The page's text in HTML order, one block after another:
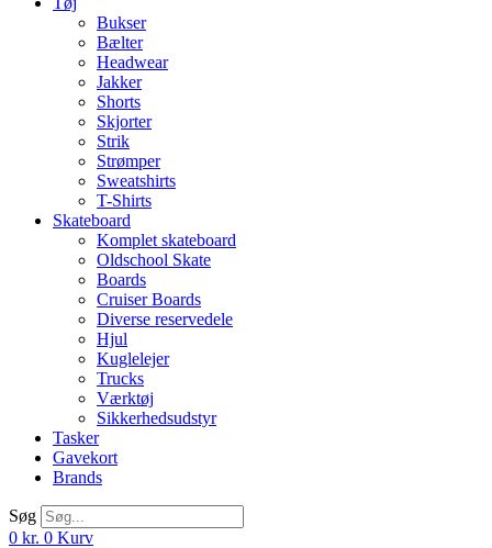
Bukser
Bælter
Headwear
Jakker
Shorts
Skjorter
Strik
Strømper
Sweatshirts
T-Shirts
Skateboard
Komplet skateboard
Oldschool Skate
Boards
Cruiser Boards
Diverse reservedele
Hjul
Kuglelejer
Trucks
Værktøj
Sikkerhedsudstyr
Tasker
Gavekort
Brands
Søg
0 kr. 0 Kurv